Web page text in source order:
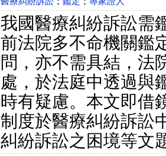
我國醫療糾紛訴訟需
前法院多不命機關鑑
問，亦不需具結，法
處，於法庭中透過與
時有疑慮。本文即借
制度於醫療糾紛訴訟
糾紛訴訟之困境等文